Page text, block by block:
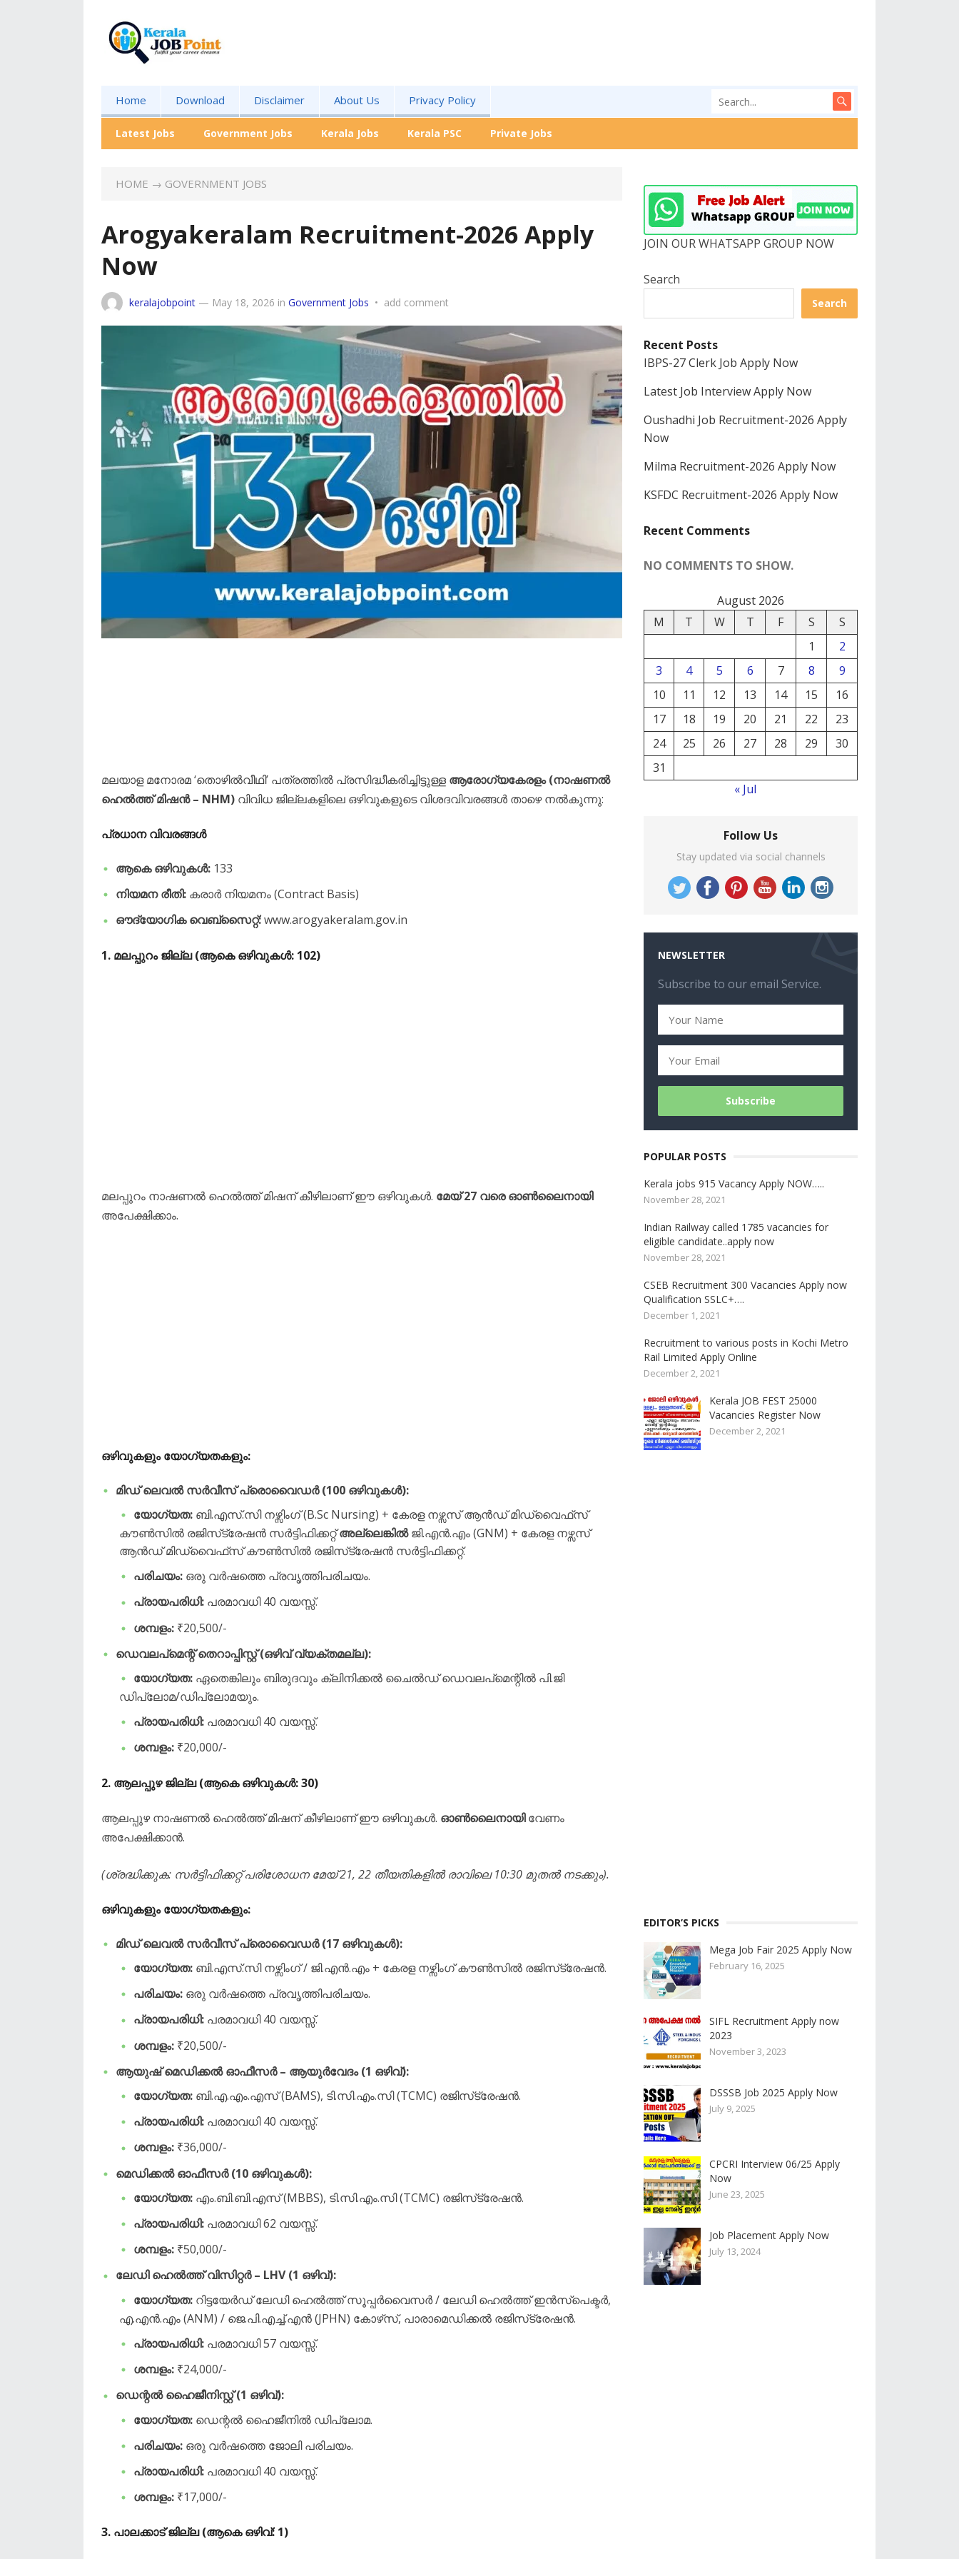
Home Download Disclaimer About Us Privacy Policy
Latest Jobs Government Jobs Kerala Jobs Kerala PSC Private Jobs
HOME → GOVERNMENT JOBS
Arogyakeralam Recruitment-2026 Apply
Now
keralajobpoint — May 18, 2026 in Government Jobs • add comment
മലയാള മനോരമ ‘തൊഴിൽവീഥി’ പത്രത്തിൽ പ്രസിദ്ധീകരിച്ചിട്ടുള്ള ആരോഗ്യകേരളം (നാഷണൽ
ഹെൽത്ത് മിഷൻ – NHM) വിവിധ ജില്ലകളിലെ ഒഴിവുകളുടെ വിശദവിവരങ്ങൾ താഴെ നൽകുന്നു:
​പ്രധാന വിവരങ്ങൾ
ആകെ ഒഴിവുകൾ: 133
നിയമന രീതി: കരാർ നിയമനം (Contract Basis)
ഔദ്യോഗിക വെബ്‌സൈറ്റ്:www.arogyakeralam.gov.in
​1. മലപ്പുറം ജില്ല (ആകെ ഒഴിവുകൾ: 102)
​മലപ്പുറം നാഷണൽ ഹെൽത്ത് മിഷന് കീഴിലാണ് ഈ ഒഴിവുകൾ. മേയ് 27 വരെ ഓൺലൈനായി
അപേക്ഷിക്കാം.
​ഒഴിവുകളും യോഗ്യതകളും:
മിഡ് ലെവൽ സർവീസ് പ്രൊവൈഡർ (100 ഒഴിവുകൾ):
യോഗ്യത: ബി.എസ്.സി നഴ്സിംഗ് (B.Sc Nursing) + കേരള നഴ്സസ് ആൻഡ് മിഡ്‌വൈഫ്‌സ്
കൗൺസിൽ രജിസ്‌ട്രേഷൻ സർട്ടിഫിക്കറ്റ്അല്ലെങ്കിൽജി.എൻ.എം (GNM) + കേരള നഴ്സസ്
ആൻഡ് മിഡ്‌വൈഫ്‌സ് കൗൺസിൽ രജിസ്‌ട്രേഷൻ സർട്ടിഫിക്കറ്റ്.
പരിചയം: ഒരു വർഷത്തെ പ്രവൃത്തിപരിചയം.
പ്രായപരിധി: പരമാവധി 40 വയസ്സ്.
ശമ്പളം: ₹20,500/-
ഡെവലപ്‌മെന്റ് തെറാപ്പിസ്റ്റ് (ഒഴിവ് വ്യക്തമല്ല):
യോഗ്യത: ഏതെങ്കിലും ബിരുദവും ക്ലിനിക്കൽ ചൈൽഡ് ഡെവലപ്‌മെന്റിൽ പി.ജി
ഡിപ്ലോമ/ഡിപ്ലോമയും.
പ്രായപരിധി: പരമാവധി 40 വയസ്സ്.
ശമ്പളം: ₹20,000/-
​2. ആലപ്പുഴ ജില്ല (ആകെ ഒഴിവുകൾ: 30)
​ആലപ്പുഴ നാഷണൽ ഹെൽത്ത് മിഷന് കീഴിലാണ് ഈ ഒഴിവുകൾ. ഓൺലൈനായിവേണം
അപേക്ഷിക്കാൻ.
(ശ്രദ്ധിക്കുക: സർട്ടിഫിക്കറ്റ് പരിശോധന മേയ് 21, 22 തീയതികളിൽ രാവിലെ 10:30 മുതൽ നടക്കും).
​ഒഴിവുകളും യോഗ്യതകളും:
മിഡ് ലെവൽ സർവീസ് പ്രൊവൈഡർ (17 ഒഴിവുകൾ):
യോഗ്യത: ബി.എസ്.സി നഴ്സിംഗ് / ജി.എൻ.എം + കേരള നഴ്സിംഗ് കൗൺസിൽ രജിസ്‌ട്രേഷൻ.
പരിചയം: ഒരു വർഷത്തെ പ്രവൃത്തിപരിചയം.
പ്രായപരിധി: പരമാവധി 40 വയസ്സ്.
ശമ്പളം: ₹20,500/-
ആയുഷ് മെഡിക്കൽ ഓഫീസർ – ആയുർവേദം (1 ഒഴിവ്):
യോഗ്യത: ബി.എ.എം.എസ് (BAMS), ടി.സി.എം.സി (TCMC) രജിസ്‌ട്രേഷൻ.
പ്രായപരിധി: പരമാവധി 40 വയസ്സ്.
ശമ്പളം: ₹36,000/-
മെഡിക്കൽ ഓഫീസർ (10 ഒഴിവുകൾ):
യോഗ്യത: എം.ബി.ബി.എസ് (MBBS), ടി.സി.എം.സി (TCMC) രജിസ്‌ട്രേഷൻ.
പ്രായപരിധി: പരമാവധി 62 വയസ്സ്.
ശമ്പളം: ₹50,000/-
ലേഡി ഹെൽത്ത് വിസിറ്റർ – LHV (1 ഒഴിവ്):
യോഗ്യത: റിട്ടയേർഡ് ലേഡി ഹെൽത്ത് സൂപ്പർവൈസർ / ലേഡി ഹെൽത്ത് ഇൻസ്പെക്ടർ,
എ.എൻ.എം (ANM) / ജെ.പി.എച്ച്.എൻ (JPHN) കോഴ്‌സ്, പാരാമെഡിക്കൽ രജിസ്‌ട്രേഷൻ.
പ്രായപരിധി: പരമാവധി 57 വയസ്സ്.
ശമ്പളം: ₹24,000/-
ഡെന്റൽ ഹൈജീനിസ്റ്റ് (1 ഒഴിവ്):
യോഗ്യത: ഡെന്റൽ ഹൈജീനിൽ ഡിപ്ലോമ.
പരിചയം: ഒരു വർഷത്തെ ജോലി പരിചയം.
പ്രായപരിധി: പരമാവധി 40 വയസ്സ്.
ശമ്പളം: ₹17,000/-
​3. പാലക്കാട് ജില്ല (ആകെ ഒഴിവ്: 1)
JOIN OUR WHATSAPP GROUP NOW
Search
Search
Recent Posts
IBPS-27 Clerk Job Apply Now
Latest Job Interview Apply Now
Oushadhi Job Recruitment-2026 Apply
Now
Milma Recruitment-2026 Apply Now
KSFDC Recruitment-2026 Apply Now
Recent Comments
NO COMMENTS TO SHOW.
August 2026
M
T W T F S
S
1
2
3
4 5 6 7 8
9
10
11 12 13 14 15
16
17
18 19 20 21 22
23
24
25 26 27 28 29
30
31
« Jul
Follow Us
Stay updated via social channels
NEWSLETTER
Subscribe to our email Service.
POPULAR POSTS
Kerala jobs 915 Vacancy Apply NOW…..
November 28, 2021
Indian Railway called 1785 vacancies for
eligible candidate..apply now
November 28, 2021
CSEB Recruitment 300 Vacancies Apply now
Qualification SSLC+….
December 1, 2021
Recruitment to various posts in Kochi Metro
Rail Limited Apply Online
December 2, 2021
Kerala JOB FEST 25000
Vacancies Register Now
December 2, 2021
EDITOR’S PICKS
Mega Job Fair 2025 Apply Now
February 16, 2025
SIFL Recruitment Apply now
2023
November 3, 2023
DSSSB Job 2025 Apply Now
July 9, 2025
CPCRI Interview 06/25 Apply
Now
June 23, 2025
Job Placement Apply Now
July 13, 2024